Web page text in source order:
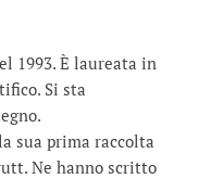
1993. È laureata in
Si sta
sua prima raccolta
Ne hanno scritto